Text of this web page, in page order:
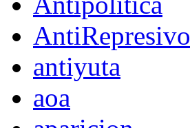
AntiRepresivo
antiyuta
aoa